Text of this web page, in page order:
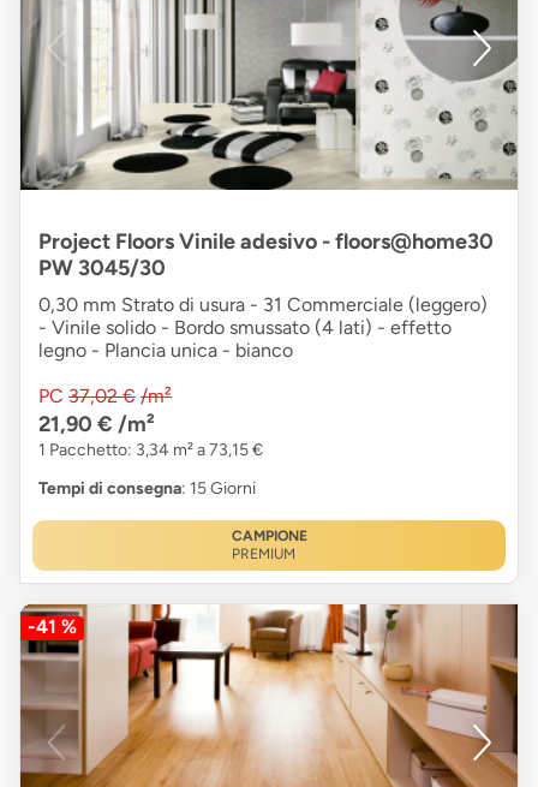
Project Floors Vinile adesivo - floors@home30
PW 3045/30
0,30 mm Strato di usura - 31 Commerciale (leggero)
- Vinile solido - Bordo smussato (4 lati) - effetto
legno - Plancia unica - bianco
PC 37,02 € /m²
21,90 € /m²
1 Pacchetto: 3,34 m² a 73,15 €
Tempi di consegna: 15 Giorni
CAMPIONE
PREMIUM
-41 %